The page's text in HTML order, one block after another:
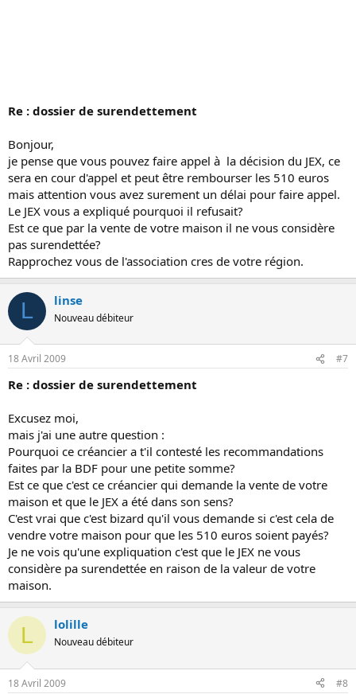
Re : dossier de surendettement
Bonjour,
je pense que vous pouvez faire appel à la décision du JEX, ce
sera en cour d'appel et peut être rembourser les 510 euros
mais attention vous avez surement un délai pour faire appel.
Le JEX vous a expliqué pourquoi il refusait?
Est ce que par la vente de votre maison il ne vous considère
pas surendettée?
Rapprochez vous de l'association cres de votre région.
L linse
Nouveau débiteur
18 Avril 2009 #7
Re : dossier de surendettement
Excusez moi,
mais j'ai une autre question :
Pourquoi ce créancier a t'il contesté les recommandations
faites par la BDF pour une petite somme?
Est ce que c'est ce créancier qui demande la vente de votre
maison et que le JEX a été dans son sens?
C'est vrai que c'est bizard qu'il vous demande si c'est cela de
vendre votre maison pour que les 510 euros soient payés?
Je ne vois qu'une expliquation c'est que le JEX ne vous
considère pa surendettée en raison de la valeur de votre
maison.
L lolille
Nouveau débiteur
18 Avril 2009 #8